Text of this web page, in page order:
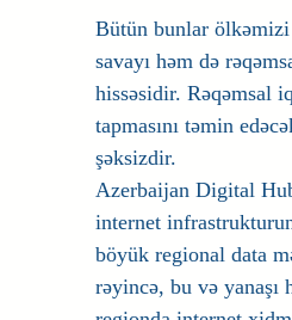
Bütün bunlar ölkəmizi
savayı həm də
hissəsidir. Rəqəmsal
tapmasını təmin
şəksizdir.
Azerbaijan Digital
internet
böyük regional data
rəyincə, bu və yanaşı